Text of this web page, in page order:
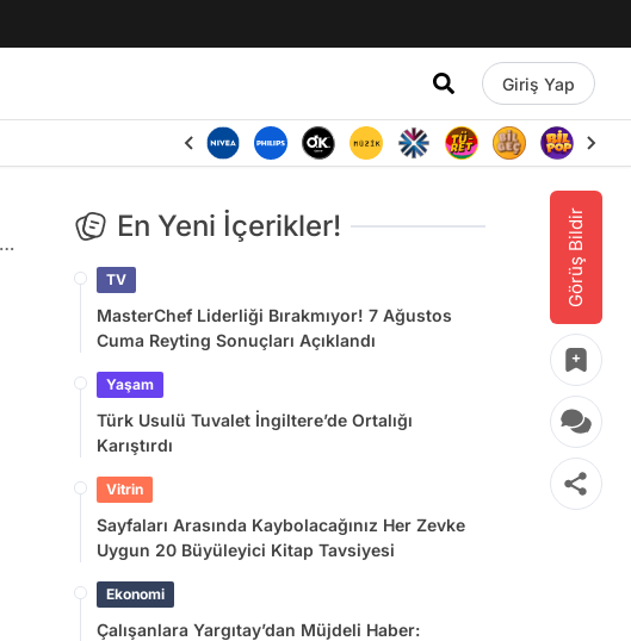
Giriş Yap
Görüş Bildir
En Yeni İçerikler!
TV
MasterChef Liderliği Bırakmıyor! 7 Ağustos
Cuma Reyting Sonuçları Açıklandı
Yaşam
Türk Usulü Tuvalet İngiltere’de Ortalığı
Karıştırdı
Vitrin
Sayfaları Arasında Kaybolacağınız Her Zevke
Uygun 20 Büyüleyici Kitap Tavsiyesi
Ekonomi
Çalışanlara Yargıtay’dan Müjdeli Haber: